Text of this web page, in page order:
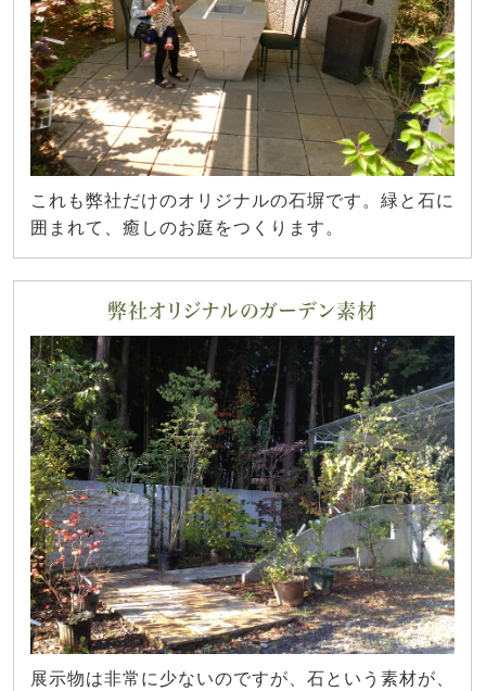
これも弊社だけのオリジナルの石塀です。緑と石に
囲まれて、癒しのお庭をつくります。
弊社オリジナルのガーデン素材
展示物は非常に少ないのですが、石という素材が、